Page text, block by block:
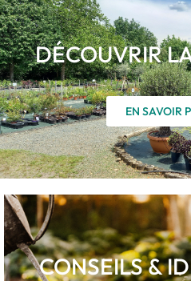
DÉCOUVRIR
EN SAVOIR
CONSEILS &